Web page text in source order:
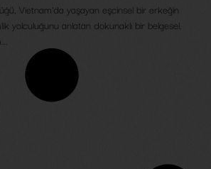
Vietnam’da yaşayan eşcinsel bir erkeğin
yolculuğunu anlatan dokunaklı bir belgesel.